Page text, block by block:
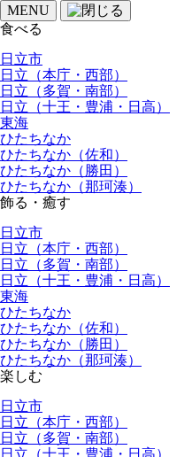
MENU
食べる
日立市
日立（本庁・西部）
日立（多賀・南部）
日立（十王・豊浦・日高）
東海
ひたちなか
ひたちなか（佐和）
ひたちなか（勝田）
ひたちなか（那珂湊）
飾る・癒す
日立市
日立（本庁・西部）
日立（多賀・南部）
日立（十王・豊浦・日高）
東海
ひたちなか
ひたちなか（佐和）
ひたちなか（勝田）
ひたちなか（那珂湊）
楽しむ
日立市
日立（本庁・西部）
日立（多賀・南部）
日立（十王・豊浦・日高）